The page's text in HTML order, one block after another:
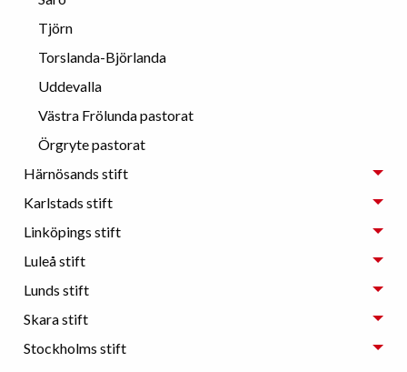
Tjörn
Torslanda-Björlanda
Uddevalla
Västra Frölunda pastorat
Örgryte pastorat
Härnösands stift
Karlstads stift
Linköpings stift
Luleå stift
Lunds stift
Skara stift
Stockholms stift